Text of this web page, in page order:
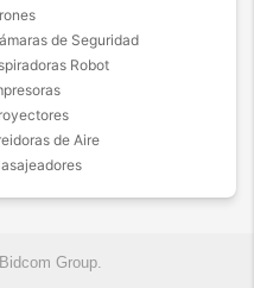
de Seguridad
Robot
de Aire
Group.